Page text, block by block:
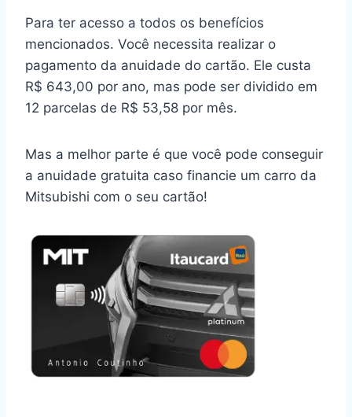
Para ter acesso a todos os benefícios
mencionados. Você necessita realizar o
pagamento da anuidade do cartão. Ele custa
R$ 643,00 por ano, mas pode ser dividido em
12 parcelas de R$ 53,58 por mês.
Mas a melhor parte é que você pode conseguir
a anuidade gratuita caso financie um carro da
Mitsubishi com o seu cartão!